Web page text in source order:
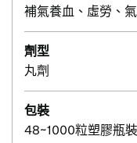
補氣養血、虛勞、
劑型
丸劑
包裝
48~1000粒塑膠瓶裝